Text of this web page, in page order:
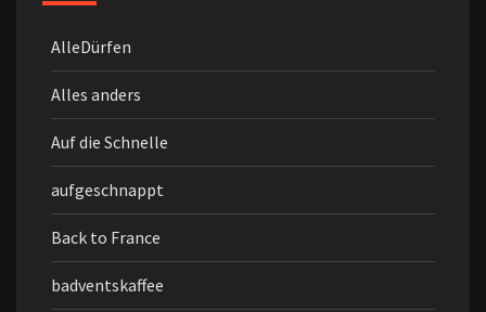
AlleDürfen
Alles anders
Auf die Schnelle
aufgeschnappt
Back to France
badventskaffee